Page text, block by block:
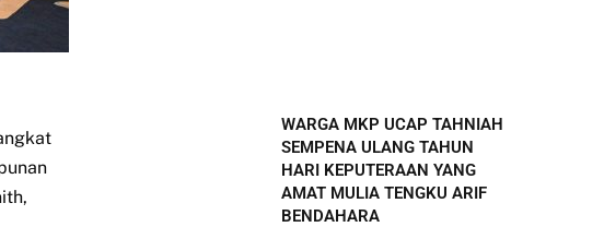
WARGA MKP UCAP TAHNIAH
SEMPENA ULANG TAHUN
HARI KEPUTERAAN YANG
AMAT MULIA TENGKU ARIF
BENDAHARA